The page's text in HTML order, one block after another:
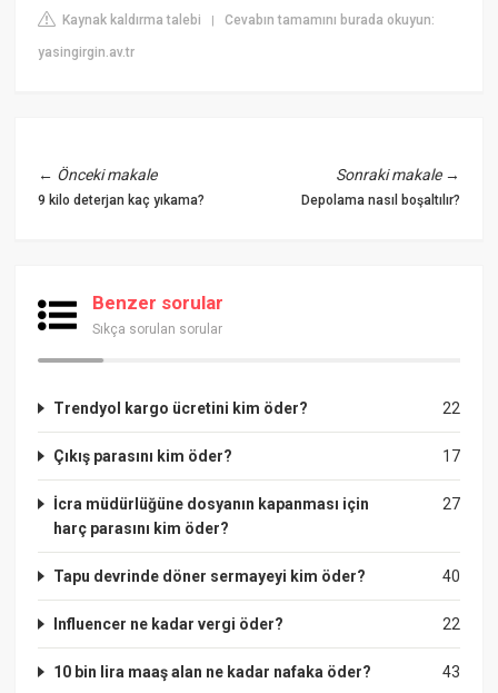
Kaynak kaldırma talebi |Cevabın tamamını burada okuyun:
yasingirgin.av.tr
← Önceki makale
9 kilo deterjan kaç yıkama?
Sonraki makale→
Depolama nasıl boşaltılır?
Benzer sorular
Sıkça sorulan sorular
22
Trendyol kargo ücretini kim öder?
17
Çıkış parasını kim öder?
27
İcra müdürlüğüne dosyanın kapanması için
harç parasını kim öder?
40
Tapu devrinde döner sermayeyi kim öder?
22
Influencer ne kadar vergi öder?
43
10 bin lira maaş alan ne kadar nafaka öder?